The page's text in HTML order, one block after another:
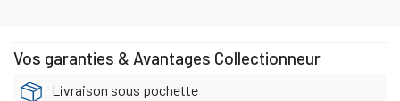
Vos garanties & Avantages Collectionneur
Livraison sous pochette